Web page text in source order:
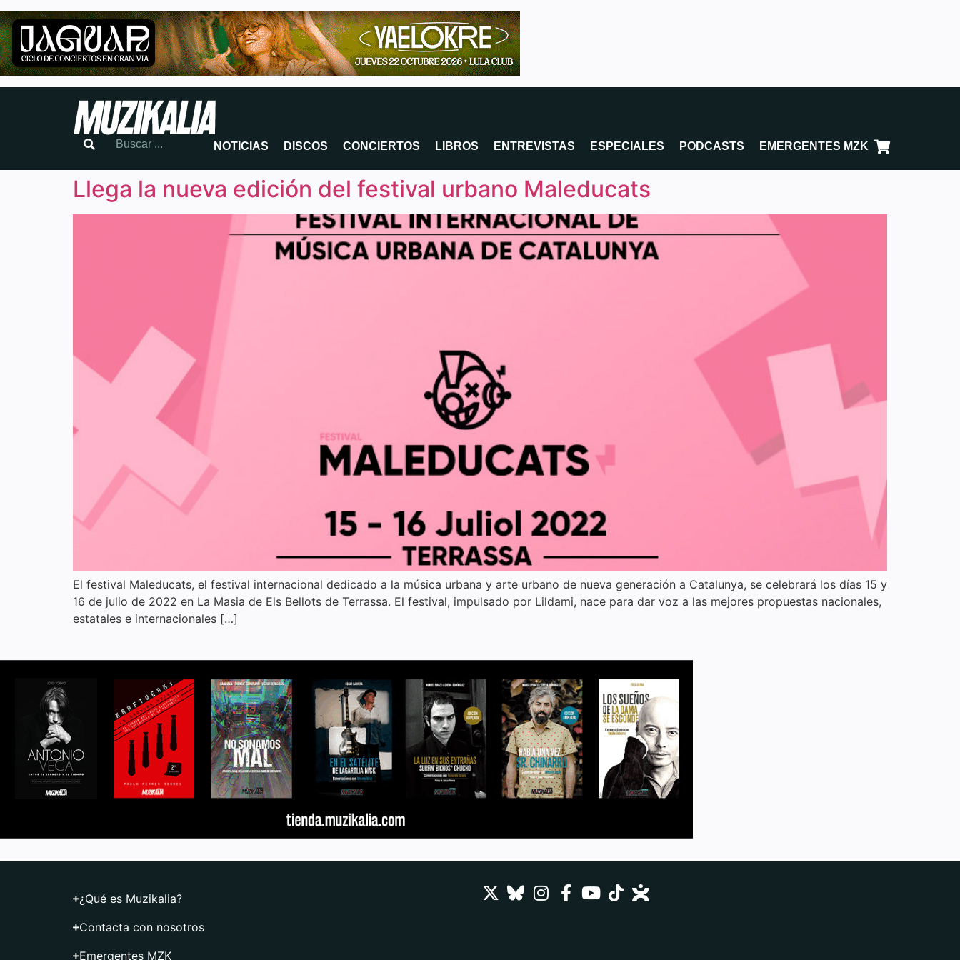
NOTICIAS DISCOS CONCIERTOS LIBROS ENTREVISTAS ESPECIALES PODCASTS EMERGENTES MZK
Llega la nueva edición del festival urbano Maleducats
El festival Maleducats, el festival internacional dedicado a la música urbana y arte urbano de nueva generación a Catalunya, se celebrará los días 15 y
16 de julio de 2022 en La Masia de Els Bellots de Terrassa. El festival, impulsado por Lildami, nace para dar voz a las mejores propuestas nacionales,
estatales e internacionales […]
¿Qué es Muzikalia?
Contacta con nosotros
Emergentes MZK